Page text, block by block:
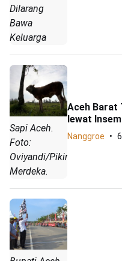
Dilarang
Bawa
Keluarga
Sapi Aceh.
Foto:
Oviyandi/Pikiran
Merdeka.
Aceh Barat
lewat
Nanggroe